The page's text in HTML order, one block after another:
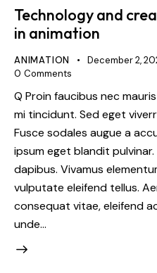
Technology and
in animation
ANIMATION December 2,
0 Comments
Q Proin faucibus nec
mi tincidunt. Sed eget
Fusce sodales augue a
ipsum eget blandit
dapibus. Vivamus
vulputate eleifend tellus.
consequat vitae, eleifend
unde…